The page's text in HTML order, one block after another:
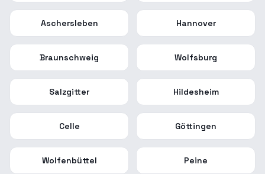
Aschersleben Hannover
Braunschweig Wolfsburg
Salzgitter Hildesheim
Celle Göttingen
Wolfenbüttel Peine